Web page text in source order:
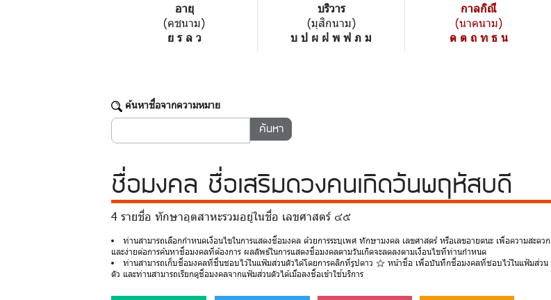
อายุ
(คชนาม)
ย ร ล ว
บริวาร
(มุสิกนาม)
บ ป ผ ฝ พ ฟ ภ ม
กาลกิณี
(นาคนาม)
ด ต ถ ท ธ น
ค้นหาชื่อจากความหมาย
ชื่อมงคล ชื่อเสริมดวงคนเกิดวันพฤหัสบดี
4 รายชื่อ ทักษาอุตสาหะรวมอยู่ในชื่อ เลขศาสตร์ ๔๕
ท่านสามารถเลือกกำหนดเงื่อนไขในการแสดงชื่อมงคล ด้วยการระบุเพศ ทักษามงคล เลขศาสตร์ หรือเลขอายตนะ เพื่อความสะดวก
และง่ายต่อการค้นหาชื่อมงคลที่ต้องการ ผลลัพธ์ในการแสดงชื่อมงคลตามวันเกิดจะลดลงตามเงื่อนไขที่ท่านกำหนด
ท่านสามารถเก็บชื่อมงคลที่ชื่นชอบไว้ในแฟ้มส่วนตัวได้โดยการคลิกที่รูปดาว
หน้าชื่อ เพื่อบันทึกชื่อมงคลที่ชอบไว้ในแฟ้มส่วน
ตัว และท่านสามารถเรียกดูชื่อมงคลจากแฟ้มส่วนตัวได้เมื่อลงชื่อเข้าใช้บริการ